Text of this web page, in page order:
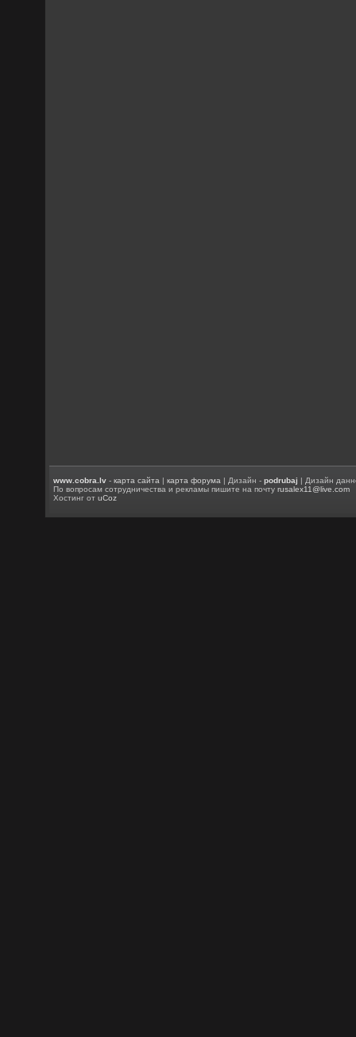
www.cobra.lv -карта сайта |карта форума | Дизайн -podrubaj | Дизайн
По вопросам сотрудничества и рекламы пишите на почтуrusalex11@live.com
Хостинг отuCoz